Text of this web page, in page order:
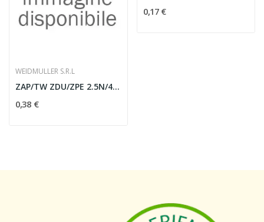
WEIDMULLER S.R.L
ZAP/TW ZDU/ZPE 2.5N/4AN
0,38 €
0,17 €